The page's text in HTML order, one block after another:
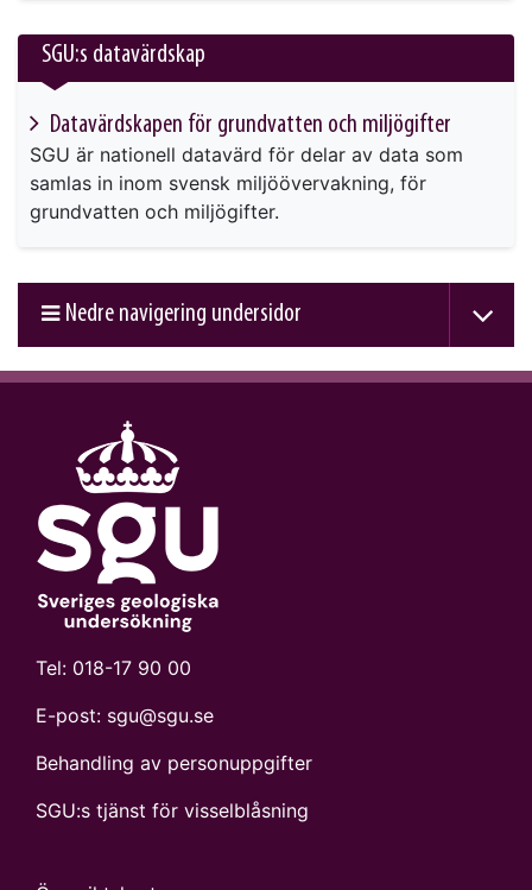
SGU:s datavärdskap
Datavärdskapen för grundvatten och miljögifter
SGU är nationell datavärd för delar av data som
samlas in inom svensk miljöövervakning, för
grundvatten och miljögifter.
Nedre navigering undersidor
Tel: 018-17 90 00
E-post: sgu@sgu.se
Behandling av personuppgifter
SGU:s tjänst för visselblåsning